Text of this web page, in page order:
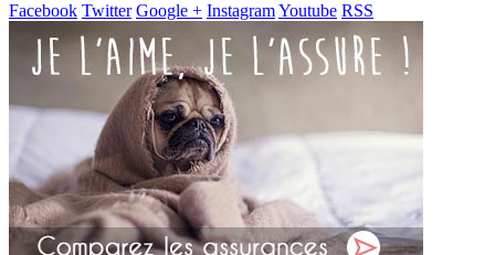
Facebook Twitter Google + InstagramYoutube RSS